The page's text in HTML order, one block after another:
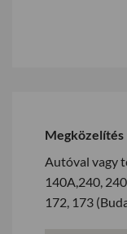
Megközelítés
Autóval vagy
140A,240,
172, 173